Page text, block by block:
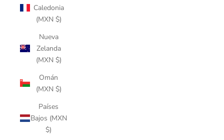
Caledonia
(MXN $)
Nueva
Zelanda
(MXN $)
Omán
(MXN $)
Países
Bajos (MXN
$)